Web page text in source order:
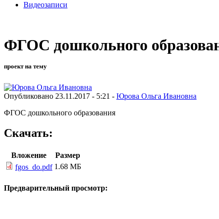
Видеозаписи
ФГОС дошкольного
проект на тему
Опубликовано 23.11.2017 - 5:21 - Юрова Ольга Ивановна
ФГОС дошкольного образования
Скачать:
Вложение
Размер
fgos_do.pdf 1.68 МБ
Предварительный просмотр: